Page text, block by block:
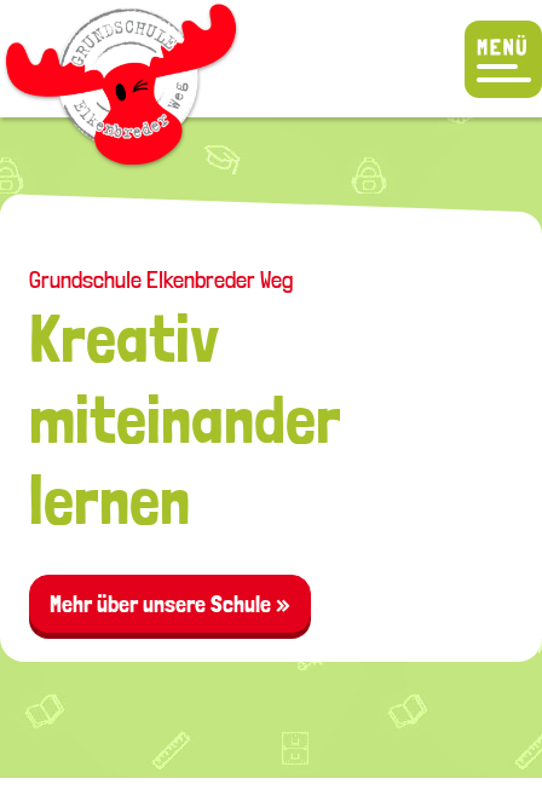
Grundschule Elkenbreder Weg
Kreativ
miteinander
lernen
Mehr über unsere Schule »